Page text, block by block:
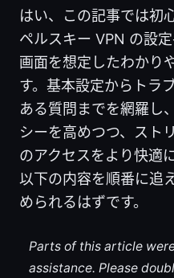
はい、この記事では初
ペルスキー VPN の設
画面を想定したわかり
す。基本設定からトラ
ある質問までを網羅し
シーを高めつつ、スト
のアクセスをより快適
以下の内容を順番に追
められるはずです。
Parts of this article
assistance. Please